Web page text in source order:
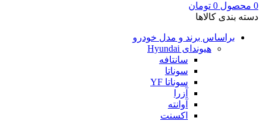
0 محصول 0 تومان
دسته بندی کالاها
براساس برند و مدل خودرو
هیوندای Hyundai
سانتافه
سوناتا
سوناتا YF
آزرا
آوانته
اکسنت